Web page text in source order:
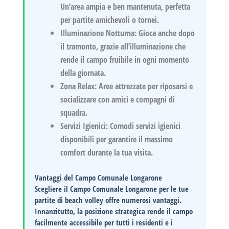
Un’area ampia e ben mantenuta, perfetta
per partite amichevoli o tornei.
Illuminazione Notturna:Gioca anche dopo
il tramonto, grazie all’illuminazione che
rende il campo fruibile in ogni momento
della giornata.
Zona Relax:Aree attrezzate per riposarsi e
socializzare con amici e compagni di
squadra.
Servizi Igienici:Comodi servizi igienici
disponibili per garantire il massimo
comfort durante la tua visita.
Vantaggi del Campo Comunale Longarone
Scegliere il Campo Comunale Longarone per le tue
partite di beach volley offre numerosi vantaggi.
Innanzitutto, la posizione strategica rende il campo
facilmente accessibile per tutti i residenti e i